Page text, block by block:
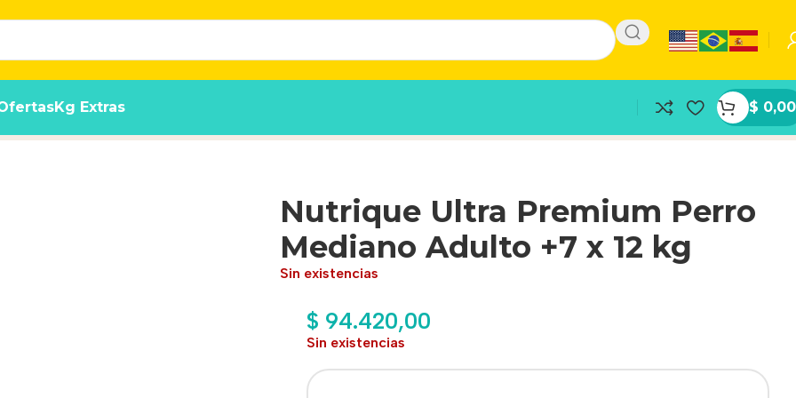
Kg Extras $ 0,00
+7 x 12 kg
Nutrique Ultra Premium Perro
Mediano Adulto +7 x 12 kg
Sin existencias
$ 94.420,00
Sin existencias